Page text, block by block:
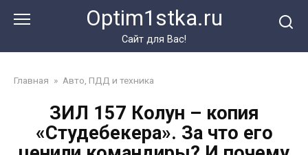
Optim1stka.ru
Сайт для Вас!
Главная » Авто, ПДД и техника
ЗИЛ 157 Колун – копия
«Студебекера». За что его